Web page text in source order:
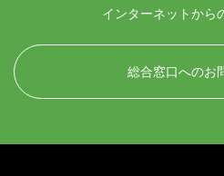
インターネットから
総合窓口へのお